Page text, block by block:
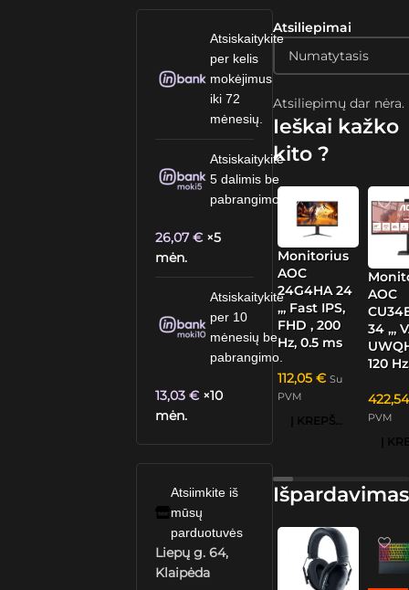
Atsiskaitykite
per kelis
mokėjimus
iki 72
mėnesių.
Atsiskaitykite
5 dalimis be
pabrangimo.
26,07€ ×5
mėn.
Atsiskaitykite
per 10
mėnesių be
pabrangimo.
13,03€ ×10
mėn.
Atsiimkite iš
mūsų
parduotuvės
Liepų g. 64,
Klaipėda
Atsiliepimai
Atsiliepimų dar nėra.
Ieškai kažko
kito ?
Monitorius
AOC
24G4HA 24
„, Fast IPS,
FHD , 200
Hz, 0.5 ms
112,05 € Su
PVM
Į KREPŠELĮ
AOC
34 „,
120
PVM
Išpardavimas